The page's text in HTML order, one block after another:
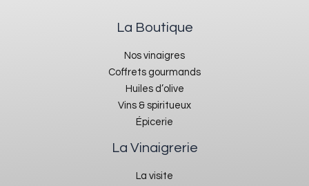
La Boutique
Nos vinaigres
Coffrets gourmands
Huiles d’olive
Vins & spiritueux
Épicerie
La Vinaigrerie
La visite